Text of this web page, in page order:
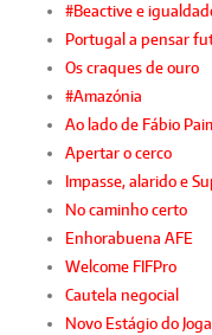
#Beactive e
Portugal a pensar
Os craques de ouro
#Amazónia
Ao lado de Fábio
Apertar o cerco
Impasse, alarido e
No caminho certo
Enhorabuena AFE
Welcome FIFPro
Cautela negocial
Novo Estágio do